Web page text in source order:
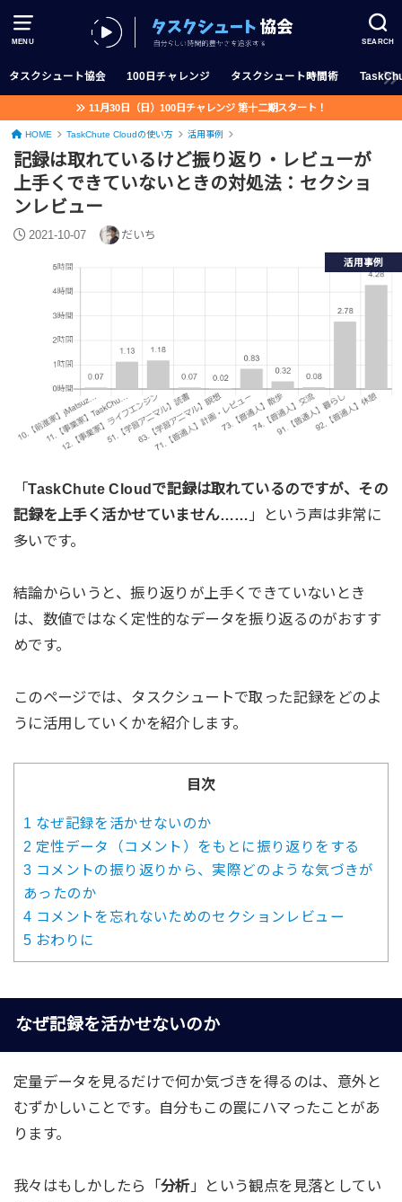
MENU SEARCH
タスクシュート協会 100日チャレンジ タスクシュート時間術
11月30日（日）100日チャレンジ 第十二期スタート！
HOME TaskChute Cloudの使い方 活用事例
記録は取れているけど振り返り・レビューが
上手くできていないときの対処法：セクショ
ンレビュー
2021-10-07 だいち
活用事例
「TaskChute Cloudで記録は取れているのですが、その
記録を上手く活かせていません…… 」という声は非常に
多いです。
結論からいうと、振り返りが上手くできていないとき
は、数値ではなく定性的なデータを振り返るのがおすす
めです。
このページでは、タスクシュートで取った記録をどのよ
うに活用していくかを紹介します。
目次
1 なぜ記録を活かせないのか
2 定性データ（コメント）をもとに振り返りをする
3 コメントの振り返りから、実際どのような気づきが
あったのか
4 コメントを忘れないためのセクションレビュー
5 おわりに
なぜ記録を活かせないのか
定量データを見るだけで何か気づきを得るのは、意外と
むずかしいことです。自分もこの罠にハマったことがあ
ります。
我々はもしかしたら「分析 」という観点を見落としてい